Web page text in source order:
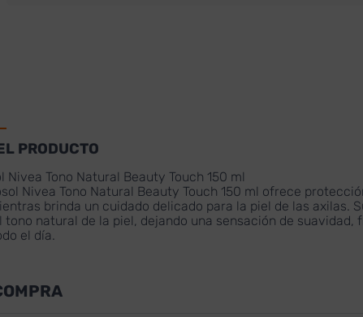
PRODUCTO
Nivea Tono Natural Beauty Touch 150 ml
Nivea Tono Natural Beauty Touch 150 ml ofrece
brinda un cuidado delicado para la piel de las axilas.
tono natural de la piel, dejando una sensación de suavidad,
el día.